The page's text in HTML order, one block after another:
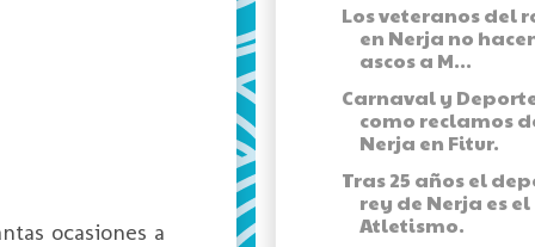
ocasiones a
Los veteranos del
en Nerja no
ascos a M...
Carnaval y
como reclamos
Nerja en Fitur.
Tras 25 años el
rey de Nerja es el
Atletismo.